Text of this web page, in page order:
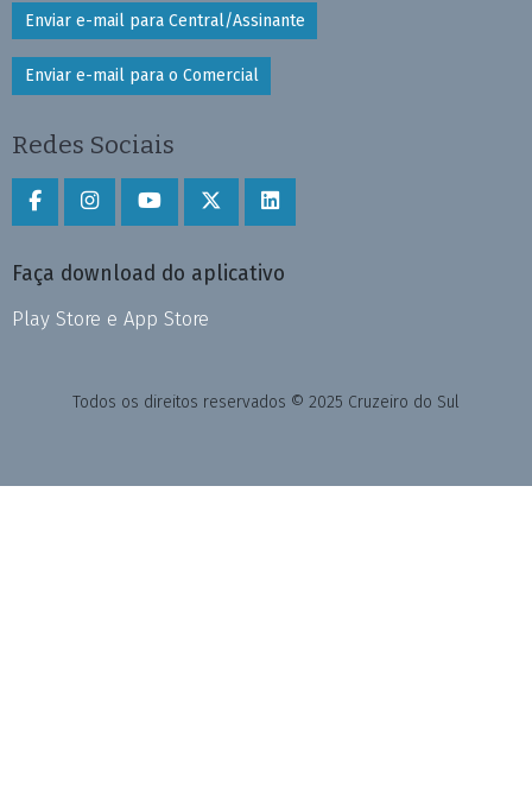
Enviar e-mail para Central/Assinante
Enviar e-mail para o Comercial
Redes Sociais
Faça download do aplicativo
Play Store e App Store
Todos os direitos reservados © 2025 Cruzeiro do Sul